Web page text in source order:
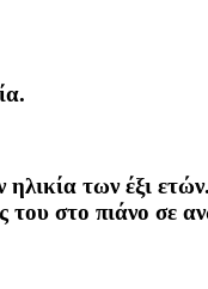
των έξι
του στο πιάνο σε